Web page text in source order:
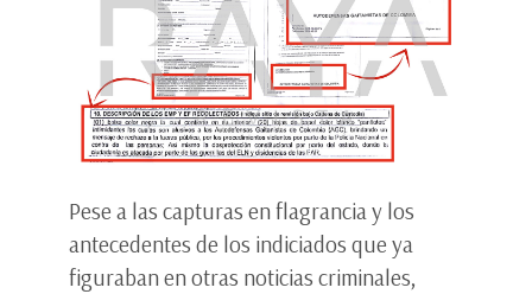
Pese a las capturas en flagrancia y los
antecedentes de los indiciados que ya
figuraban en otras noticias criminales,